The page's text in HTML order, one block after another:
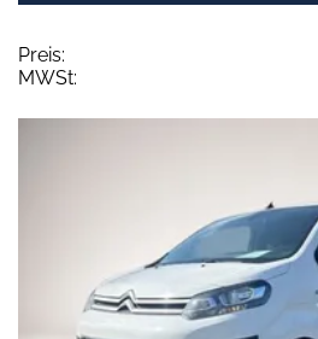
Preis:
MWSt: